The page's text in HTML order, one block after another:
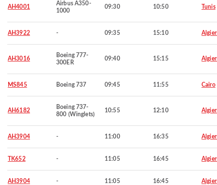
AH4001
Airbus A350-
1000
09:30 10:50 Tunis
AH3922 - 09:35 15:10
AH3016
Boeing 777-
300ER
09:40 15:15
MS845 Boeing 737 09:45 11:55 Cairo
AH6182
Boeing 737-
800 (Winglets)
10:55 12:10
AH3904 - 11:00 16:35
TK652 - 11:05 16:45
AH3904 - 11:05 16:45